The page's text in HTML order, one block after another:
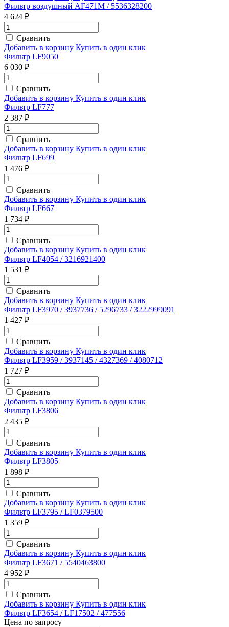
Фильтр воздушный AF471M / 5536328200
4 624 ₽
Сравнить
Добавить в корзину Купить в один клик
Фильтр LF9050
6 030 ₽
Сравнить
Добавить в корзину Купить в один клик
Фильтр LF777
2 387 ₽
Сравнить
Добавить в корзину Купить в один клик
Фильтр LF699
1 476 ₽
Сравнить
Добавить в корзину Купить в один клик
Фильтр LF667
1 734 ₽
Сравнить
Добавить в корзину Купить в один клик
Фильтр LF4054 / 3216921400
1 531 ₽
Сравнить
Добавить в корзину Купить в один клик
Фильтр LF3970 / 3937736 / 5296733 / 3222999091
1 427 ₽
Сравнить
Добавить в корзину Купить в один клик
Фильтр LF3959 / 3937145 / 4327369 / 4080712
1 727 ₽
Сравнить
Добавить в корзину Купить в один клик
Фильтр LF3806
2 435 ₽
Сравнить
Добавить в корзину Купить в один клик
Фильтр LF3805
1 898 ₽
Сравнить
Добавить в корзину Купить в один клик
Фильтр LF3795 / LF0379500
1 359 ₽
Сравнить
Добавить в корзину Купить в один клик
Фильтр LF3671 / 5540463800
4 952 ₽
Сравнить
Добавить в корзину Купить в один клик
Фильтр LF3654 / LF17502 / 477556
Цена по запросу